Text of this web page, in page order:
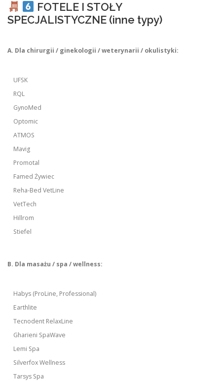
FOTELE I STOŁY
SPECJALISTYCZNE (inne typy)
A. Dla chirurgii / ginekologii / weterynarii / okulistyki:
UFSK
RQL
GynoMed
Optomic
ATMOS
Mavig
Promotal
Famed Żywiec
Reha-Bed VetLine
VetTech
Hillrom
Stiefel
B. Dla masażu / spa / wellness:
Habys (ProLine, Professional)
Earthlite
Tecnodent RelaxLine
Gharieni SpaWave
Lemi Spa
Silverfox Wellness
Tarsys Spa